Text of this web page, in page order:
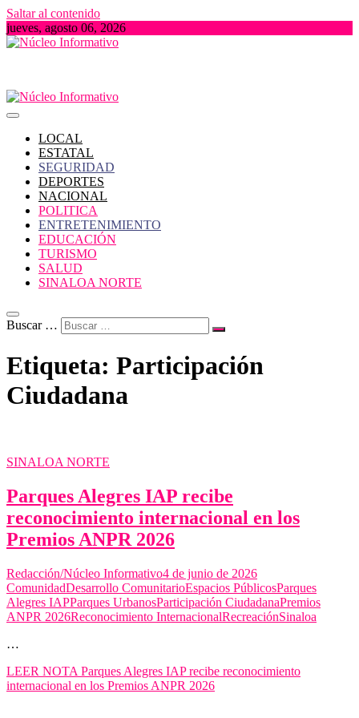
Saltar al contenido
jueves, agosto 06, 2026
LOCAL
ESTATAL
SEGURIDAD
DEPORTES
NACIONAL
POLITICA
ENTRETENIMIENTO
EDUCACIÓN
TURISMO
SALUD
SINALOA NORTE
Buscar …
Etiqueta: Participación
Ciudadana
SINALOA NORTE
Parques Alegres IAP recibe
reconocimiento internacional en los
Premios ANPR 2026
Redacción/Núcleo Informativo4 de junio de 2026
ComunidadDesarrollo ComunitarioEspacios PúblicosParques
Alegres IAPParques UrbanosParticipación CiudadanaPremios
ANPR 2026Reconocimiento InternacionalRecreaciónSinaloa
…
LEER NOTA Parques Alegres IAP recibe reconocimiento
internacional en los Premios ANPR 2026